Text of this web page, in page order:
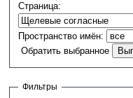
навигации
поиску
Страница:
Пространство имён:
Обратить выбранное
Фильтры